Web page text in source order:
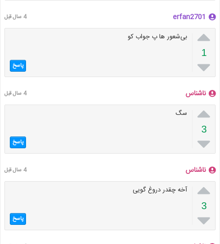
erfan2701 4 سال قبل

1

بی‌شعور ها پ جواب کو
پاسخ
ناشناس 4 سال قبل

3

سگ
پاسخ
ناشناس 4 سال قبل

3

آخه چقدر دروغ گویی
پاسخ